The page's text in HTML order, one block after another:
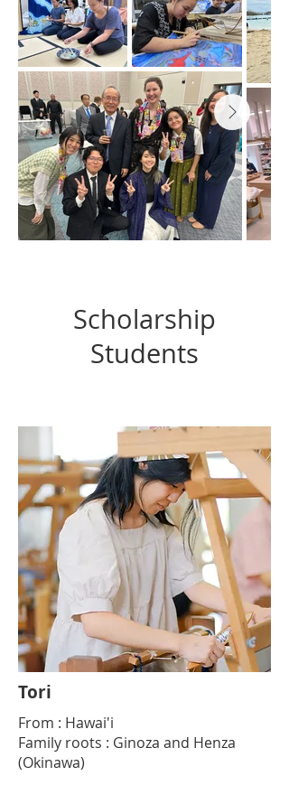
Scholarship
Students
Tori
From : Hawai'i
Family roots : Ginoza and Henza
(Okinawa)